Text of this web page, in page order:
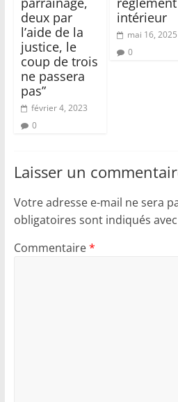
deux par
l’aide de la
justice, le
coup de trois
ne passera
pas”
février 4, 2023
0
intérieur
mai 16, 2025
0
Laisser un
Votre adresse e-mail ne sera
obligatoires sont indiqués avec
Commentaire*